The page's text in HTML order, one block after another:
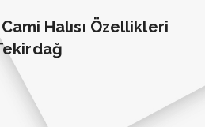
Halısı Özellikleri